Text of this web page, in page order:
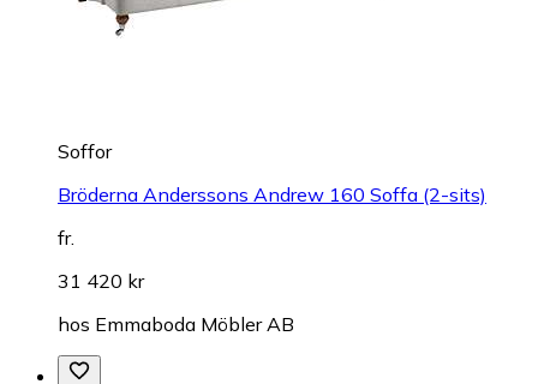
Soffor
Bröderna Anderssons Andrew 160 Soffa (2-sits)
fr.
31 420 kr
hos Emmaboda Möbler AB